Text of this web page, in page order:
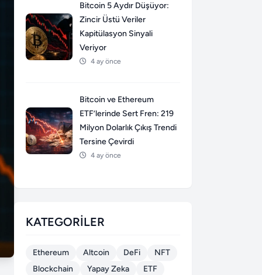
Bitcoin 5 Aydır Düşüyor:
Zincir Üstü Veriler
Kapitülasyon Sinyali
Veriyor
4 ay önce
Bitcoin ve Ethereum
ETF’lerinde Sert Fren: 219
Milyon Dolarlık Çıkış Trendi
Tersine Çevirdi
4 ay önce
KATEGORILER
Ethereum Altcoin DeFi
NFT
Blockchain
Yapay Zeka
ETF